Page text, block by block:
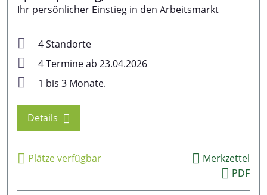
Ihr persönlicher Einstieg in den Arbeitsmarkt
4 Standorte
4 Termine ab 23.04.2026
1 bis 3 Monate.
Details
Plätze verfügbar
Merkzettel
PDF